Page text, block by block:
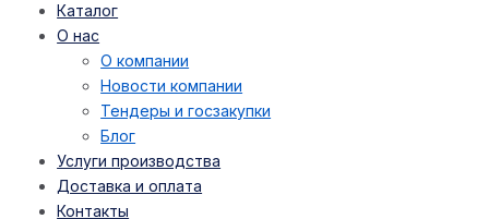
Каталог
О нас
О компании
Новости компании
Тендеры и госзакупки
Блог
Услуги производства
Доставка и оплата
Контакты